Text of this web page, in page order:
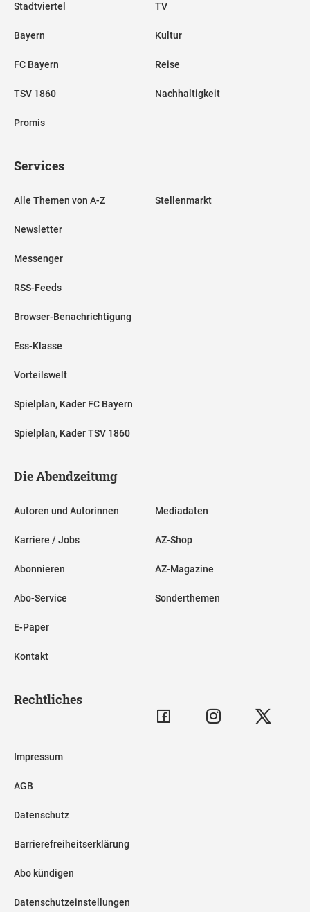
Stadtviertel
Bayern
FC Bayern
TSV 1860
Promis
TV
Kultur
Reise
Nachhaltigkeit
Services
Alle Themen von A-Z
Newsletter
Messenger
RSS-Feeds
Browser-Benachrichtigung
Ess-Klasse
Vorteilswelt
Spielplan, Kader FC Bayern
Spielplan, Kader TSV 1860
Stellenmarkt
Die Abendzeitung
Autoren und Autorinnen
Karriere / Jobs
Abonnieren
Abo-Service
E-Paper
Kontakt
Mediadaten
AZ-Shop
AZ-Magazine
Sonderthemen
Rechtliches
Impressum
AGB
Datenschutz
Barrierefreiheitserklärung
Abo kündigen
Datenschutzeinstellungen